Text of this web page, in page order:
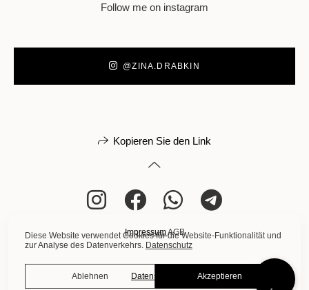
Follow me on instagram
@ZINA.DRABKIN
Kopieren Sie den Link
ImpressumAGB
Datenschutz
Diese Website verwendet Cookies für die Website-Funktionalität und
zur Analyse des Datenverkehrs. Datenschutz
Ablehnen Akzeptieren